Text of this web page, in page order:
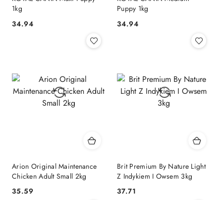
1kg
Cena:
34.94
Puppy 1kg
Cena:
34.94
Arion Original Maintenance
Chicken Adult Small 2kg
Cena:
35.59
Brit Premium By Nature Light
Z Indykiem I Owsem 3kg
Cena:
37.71